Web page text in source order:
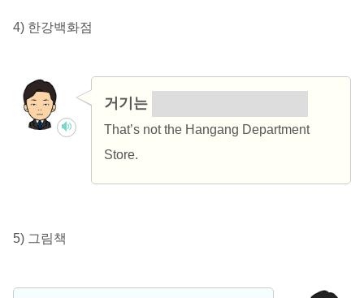
4) 한강백화점
거기는
That’s not the Hangang Department
Store.
5) 그림책